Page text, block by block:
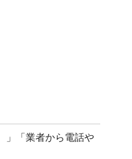
」「業者から電話や